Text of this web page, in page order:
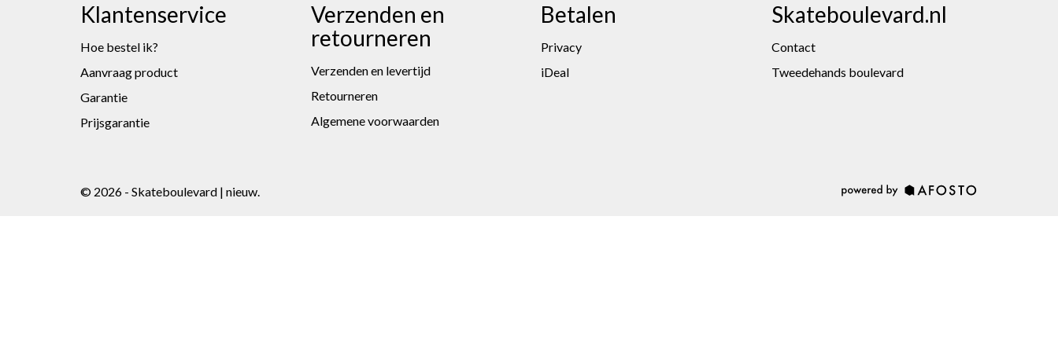
Klantenservice
Hoe bestel ik?
Aanvraag product
Garantie
Prijsgarantie
Verzenden en
retourneren
Verzenden en levertijd
Retourneren
Algemene voorwaarden
Betalen
Privacy
iDeal
Skateboulevard.nl
Contact
Tweedehands boulevard
© 2026 - Skateboulevard | nieuw.